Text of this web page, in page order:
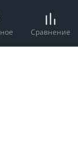
Сравнение